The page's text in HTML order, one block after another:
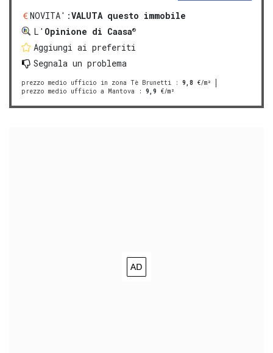
NOVITA':VALUTA questo immobile
L' Opinione di Caasa®
Aggiungi ai preferiti
Segnala un problema
prezzo medio ufficio in zona Tè Brunetti : 9,8 €/m²
prezzo medio ufficio a Mantova : 9,9 €/m²